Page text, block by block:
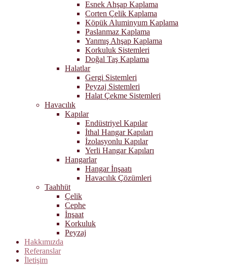
Esnek Ahşap Kaplama
Corten Çelik Kaplama
Köpük Aluminyum Kaplama
Paslanmaz Kaplama
Yanmış Ahşap Kaplama
Korkuluk Sistemleri
Doğal Taş Kaplama
Halatlar
Gergi Sistemleri
Peyzaj Sistemleri
Halat Çekme Sistemleri
Havacılık
Kapılar
Endüstriyel Kapılar
İthal Hangar Kapıları
İzolasyonlu Kapılar
Yerli Hangar Kapıları
Hangarlar
Hangar İnşaatı
Havacılık Çözümleri
Taahhüt
Çelik
Cephe
İnşaat
Korkuluk
Peyzaj
Hakkımızda
Referanslar
İletişim